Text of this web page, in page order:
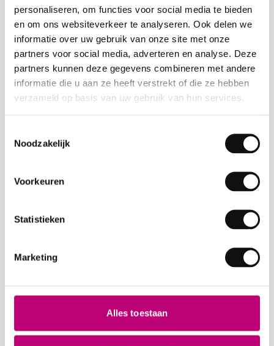
personaliseren, om functies voor social media te bieden
en om ons websiteverkeer te analyseren. Ook delen we
informatie over uw gebruik van onze site met onze
partners voor social media, adverteren en analyse. Deze
partners kunnen deze gegevens combineren met andere
informatie die u aan ze heeft verstrekt of die ze hebben
verzameld op basis van uw gebruik van hun services.
Noodzakelijk
Voorkeuren
Statistieken
Marketing
Alles toestaan
elke transportondernemer toegankelijk en
langzaam maar zeker wordt ook het belang
van die data glashelder.
Transportondernemers krijgen steeds meer
inzicht in hoeveel waardevolle data er eigenlijk
al door het bedrijf heen stroomt én hoe zij hier
je bijvoorbeeld een stuk makkelijker sturen op
beschikbaar, hoeveel opdrachten lopen er op
informatie wel of niet een nieuwe
samenwerking met een verlader aangaan?
Inzicht in je data geeft het antwoord!
Wat kun je nu al doen?
Nú is het moment om de ontwikkelingen
alvast goed in de gaten te houden. Dit doe je